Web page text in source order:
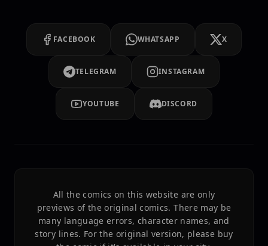
FACEBOOK WHATSAPP X
TELEGRAM INSTAGRAM
YOUTUBE DISCORD
All the comics on this website are only
previews of the original comics. There may be
many language errors, character names, and
story lines. For the original version, please buy